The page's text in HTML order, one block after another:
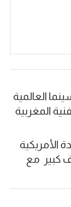
العالمية
المغربية
الأمريكية
كبير مع